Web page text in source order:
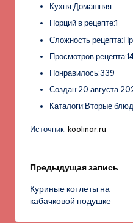
Кухня:Домашняя
Порций в рецепте:1
Сложность
Просмотров
Понравилось:339
Создан:20 августа
Каталоги:Вторые
Источник: koolinar.ru
Навигация
записи
Предыдущая запись
Куриные котлеты на
кабачковой подушке